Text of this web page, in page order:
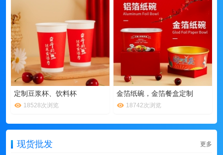
定制豆浆杯、饮料杯
18528次浏览
金箔纸碗，金箔餐盒定制
18742次浏览
现货批发 更多